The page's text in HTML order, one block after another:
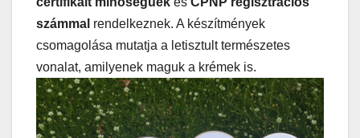
számmal rendelkeznek. A készítmények
csomagolása mutatja a letisztult természetes
vonalat, amilyenek maguk a krémek is.